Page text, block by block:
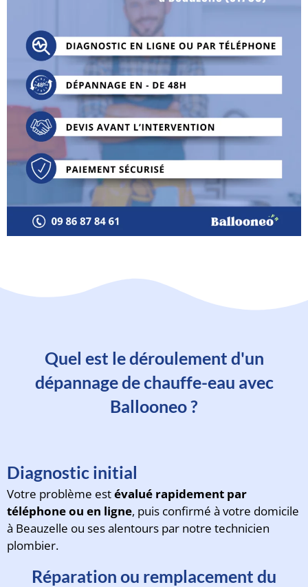
Quel est le déroulement d'un
dépannage de chauffe-eau avec
Ballooneo ?
Diagnostic initial
Votre problème estévalué rapidement par
téléphone ou en ligne, puis confirmé à votre domicile
à Beauzelle ou ses alentours par notre technicien
plombier.
Réparation ou remplacement du